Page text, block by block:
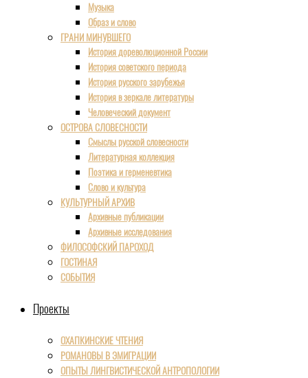
Музыка
Образ и слово
ГРАНИ МИНУВШЕГО
История дореволюционной России
История советского периода
История русского зарубежья
История в зеркале литературы
Человеческий документ
ОСТРОВА СЛОВЕСНОСТИ
Смыслы русской словесности
Литературная коллекция
Поэтика и герменевтика
Слово и культура
КУЛЬТУРНЫЙ АРХИВ
Архивные публикации
Архивные исследования
ФИЛОСОФСКИЙ ПАРОХОД
ГОСТИНАЯ
СОБЫТИЯ
Проекты
ОХАПКИНСКИЕ ЧТЕНИЯ
РОМАНОВЫ В ЭМИГРАЦИИ
ОПЫТЫ ЛИНГВИСТИЧЕСКОЙ АНТРОПОЛОГИИ